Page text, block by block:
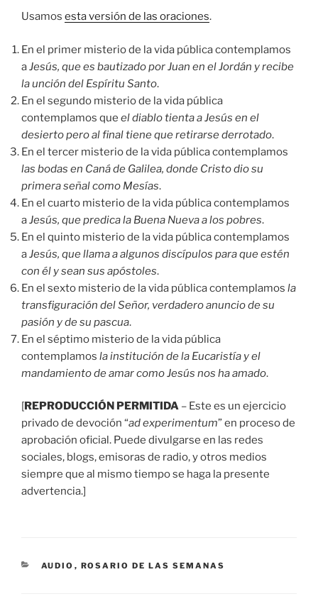
Usamos esta versión de las oraciones.
En el primer misterio de la vida pública contemplamos
aJesús, que es bautizado por Juan en el Jordán y recibe
la unción del Espíritu Santo.
En el segundo misterio de la vida pública
contemplamos que el diablo tienta a Jesús en el
desierto pero al final tiene que retirarse derrotado.
En el tercer misterio de la vida pública contemplamos
las bodas en Caná de Galilea, donde Cristo dio su
primera señal como Mesías.
En el cuarto misterio de la vida pública contemplamos
aJesús, que predica la Buena Nueva a los pobres.
En el quinto misterio de la vida pública contemplamos
aJesús, que llama a algunos discípulos para que estén
con él y sean sus apóstoles.
En el sexto misterio de la vida pública contemplamos la
transfiguración del Señor, verdadero anuncio de su
pasión y de su pascua.
En el séptimo misterio de la vida pública
contemplamos la institución de la Eucaristía y el
mandamiento de amar como Jesús nos ha amado.
[REPRODUCCIÓN PERMITIDA – Este es un ejercicio
privado de devoción “ad experimentum” en proceso de
aprobación oficial. Puede divulgarse en las redes
sociales, blogs, emisoras de radio, y otros medios
siempre que al mismo tiempo se haga la presente
advertencia.]
CATEGORÍAS
AUDIO , ROSARIO DE LAS SEMANAS